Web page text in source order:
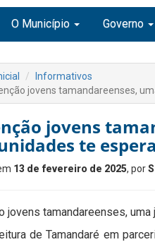
O Município Governo
Informativos
jovens tamandareenses,
jovens
te
13 de fevereiro de 2025, por
jovens tamandareenses,
de Tamandaré em